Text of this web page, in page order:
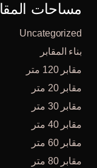
مساحات
Uncategorized
بناء المقابر
مقابر 120 متر
مقابر 20 متر
مقابر 30 متر
مقابر 40 متر
مقابر 60 متر
مقابر 80 متر